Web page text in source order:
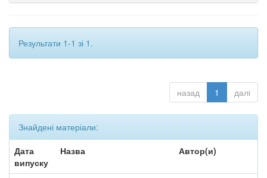
Результати 1-1 зі 1.
назад 1 далі
Знайдені матеріали:
Дата
випуску
Назва Автор(и)